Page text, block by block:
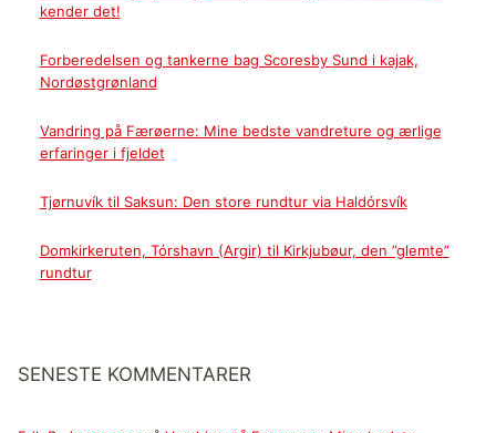
kender det!
Forberedelsen og tankerne bag Scoresby Sund i kajak,
Nordøstgrønland
Vandring på Færøerne: Mine bedste vandreture og ærlige
erfaringer i fjeldet
Tjørnuvík til Saksun: Den store rundtur via Haldórsvík
Domkirkeruten, Tórshavn (Argir) til Kirkjubøur, den ”glemte”
rundtur
SENESTE KOMMENTARER